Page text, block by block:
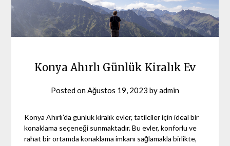
Konya Ahırlı Günlük Kiralık Ev
Posted on Ağustos 19, 2023 byadmin
Konya Ahırlı’da günlük kiralık evler, tatilciler için ideal bir
konaklama seçeneği sunmaktadır. Bu evler, konforlu ve
rahat bir ortamda konaklama imkanı sağlamakla birlikte,